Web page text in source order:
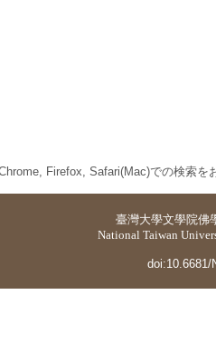
Firefox, Safari(Mac)での検索を
臺灣大學文學院佛
National Taiwan
doi:10.6681/